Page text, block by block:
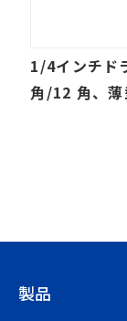
1/4インチド
角/12 角、薄
製品